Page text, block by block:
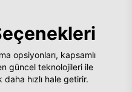
opsiyonları, kapsamlı
güncel teknolojileri ile
daha hızlı hale getirir.